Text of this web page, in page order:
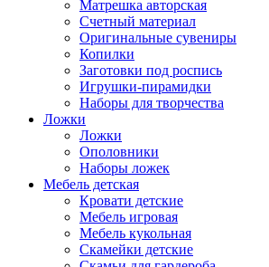
Матрешка авторская
Счетный материал
Оригинальные сувениры
Копилки
Заготовки под роспись
Игрушки-пирамидки
Наборы для творчества
Ложки
Ложки
Ополовники
Наборы ложек
Мебель детская
Кровати детские
Мебель игровая
Мебель кукольная
Скамейки детские